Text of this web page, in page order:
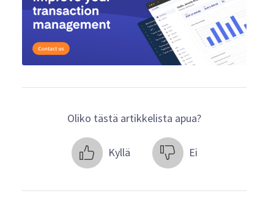
Oliko tästä artikkelista apua?
Kyllä Ei